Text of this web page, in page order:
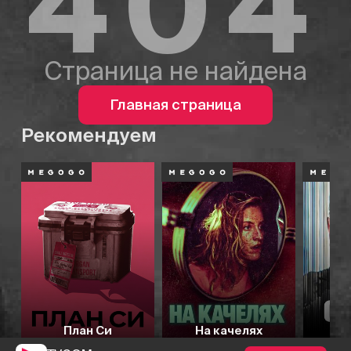
Страница не найдена
Главная страница
Рекомендуем
План Си На качелях